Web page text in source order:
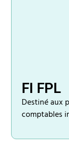
FI FPL
Destiné aux
comptables